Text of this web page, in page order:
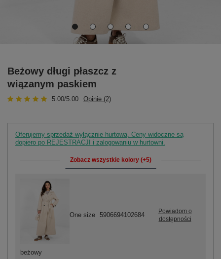
Beżowy długi płaszcz z
wiązanym paskiem
5.00/5.00 Opinie (2)
Oferujemy sprzedaż wyłącznie hurtową. Ceny widoczne są
dopiero po REJESTRACJI i zalogowaniu w hurtowni.
Zobacz wszystkie kolory (+5)
beżowy
One size 5906694102684
Powiadom o
dostępności